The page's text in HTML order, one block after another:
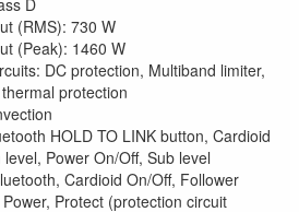
D
(RMS): 730 W
(Peak): 1460 W
DC protection, Multiband limiter,
protection
HOLD TO LINK button, Cardioid
Power On/Off, Sub level
Cardioid On/Off, Follower
Protect (protection circuit